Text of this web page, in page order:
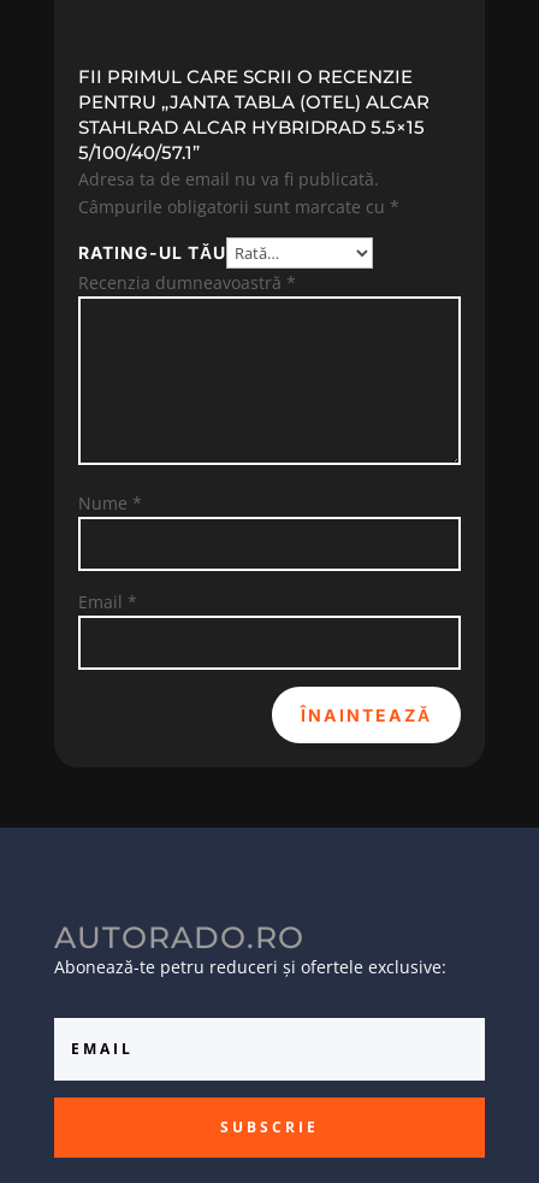
FII PRIMUL CARE SCRII O RECENZIE
PENTRU „JANTA TABLA (OTEL) ALCAR
STAHLRAD ALCAR HYBRIDRAD 5.5×15
5/100/40/57.1”
Adresa ta de email nu va fi publicată.
Câmpurile obligatorii sunt marcate cu *
RATING-UL TĂU
Recenzia dumneavoastră *
Nume *
Email *
ÎNAINTEAZĂ
AUTORADO.RO
Abonează-te petru reduceri și ofertele exclusive:
SUBSCRIE